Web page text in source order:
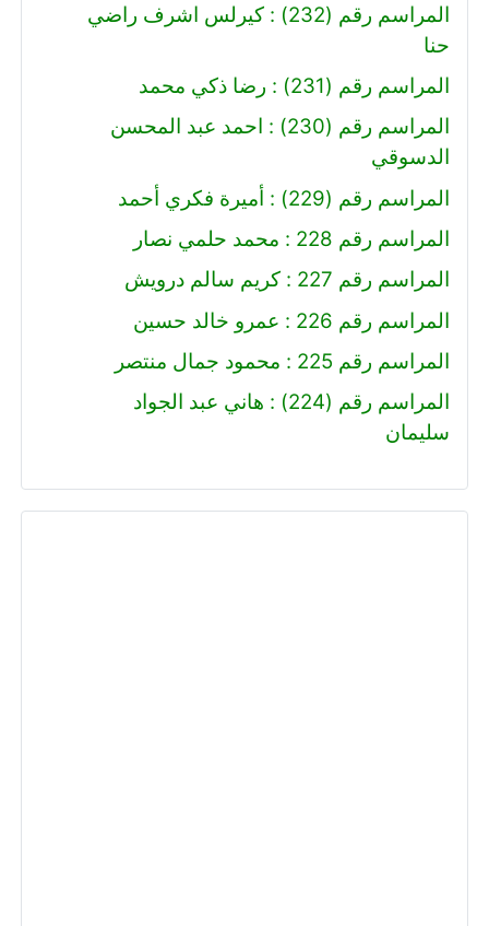
المراسم رقم (232) : كيرلس اشرف راضي
حنا
المراسم رقم (231) : رضا ذكي محمد
المراسم رقم (230) : احمد عبد المحسن
الدسوقي
المراسم رقم (229) : أميرة فكري أحمد
المراسم رقم 228 : محمد حلمي نصار
المراسم رقم 227 : كريم سالم درويش
المراسم رقم 226 : عمرو خالد حسين
المراسم رقم 225 : محمود جمال منتصر
المراسم رقم (224) : هاني عبد الجواد
سليمان